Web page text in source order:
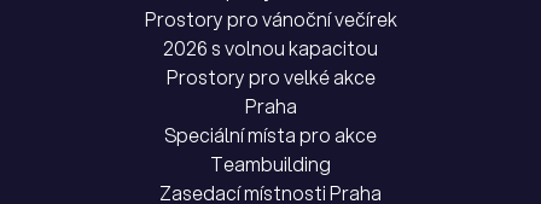
Prostory pro vánoční večírek
2026 s volnou kapacitou
Prostory pro velké akce
Praha
Speciální místa pro akce
Teambuilding
Zasedací místnosti Praha